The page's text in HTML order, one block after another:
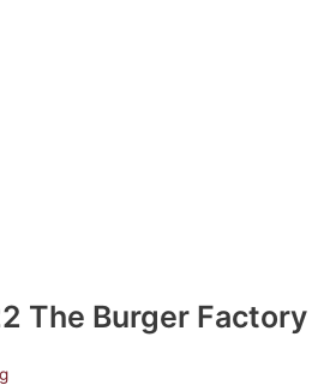
The Burger Factory